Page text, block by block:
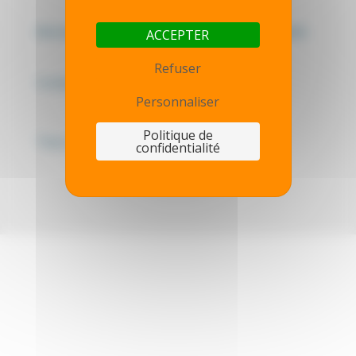
Mentions légales - Politique de confidentialité
ACCEPTER
Refuser
Personnaliser
Politique de
confidentialité